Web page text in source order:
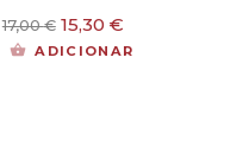
17,00€ O
preço
original
15,30 €O
preço
atual
ADICIONAR